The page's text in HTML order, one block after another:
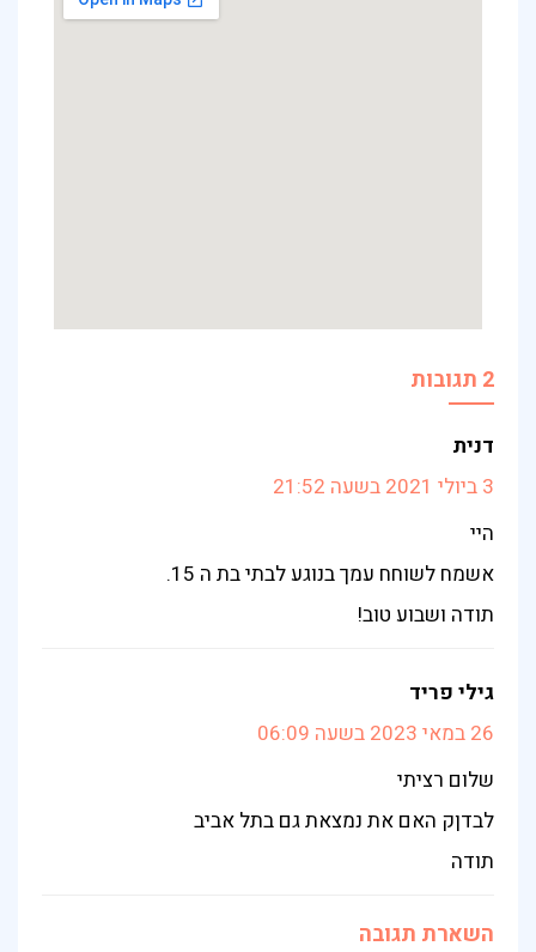
2 תגובות
דנית
3 ביולי 2021 בשעה 21:52
היי
אשמח לשוחח עמך בנוגע לבתי בת ה 15.
תודה ושבוע טוב!
גילי פריד
26 במאי 2023 בשעה 06:09
שלום רציתי
לבדןק האם את נמצאת גם בתל אביב
תודה
השארת תגובה